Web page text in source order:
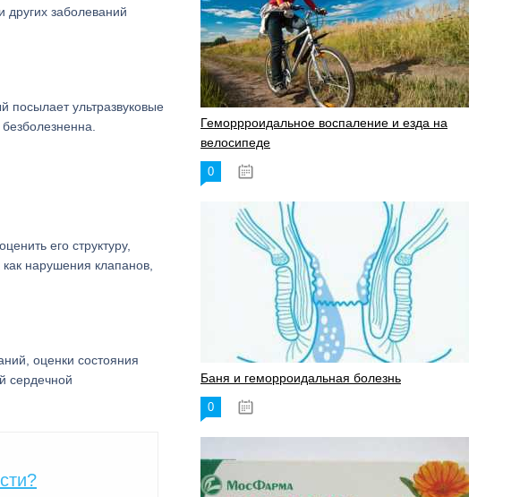
других заболеваний
посылает ультразвуковые
его структуру,
нарушения клапанов,
оценки состояния
сердечной
Геморрроидальное воспаление и езда на
велосипеде
0
Баня и геморроидальная болезнь
0